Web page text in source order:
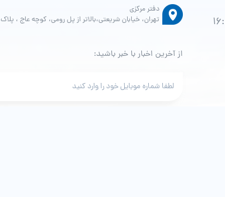
دفتر مرکزی
تهران، خیابان شریعتی،بالاتر از پل رومی، کوچه عاج ، پلاک ۷
از آخرین اخبار با خبر باشید: